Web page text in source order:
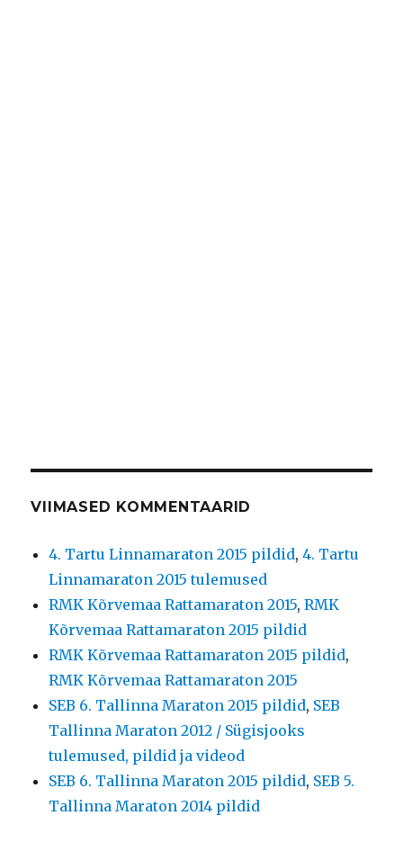
VIIMASED KOMMENTAARID
4. Tartu Linnamaraton 2015 pildid,4. Tartu
Linnamaraton 2015 tulemused
RMK Kõrvemaa Rattamaraton 2015,RMK
Kõrvemaa Rattamaraton 2015 pildid
RMK Kõrvemaa Rattamaraton 2015 pildid,
RMK Kõrvemaa Rattamaraton 2015
SEB 6. Tallinna Maraton 2015 pildid, SEB
Tallinna Maraton 2012 / Sügisjooks
tulemused, pildid ja videod
SEB 6. Tallinna Maraton 2015 pildid, SEB 5.
Tallinna Maraton 2014 pildid